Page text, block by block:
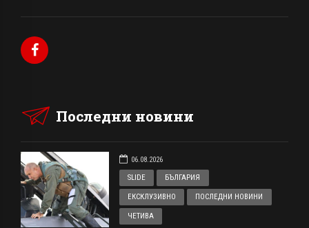
Последни новини
06.08.2026
SLIDE
БЪЛГАРИЯ
ЕКСКЛУЗИВНО ПОСЛЕДНИ НОВИНИ
ЧЕТИВА